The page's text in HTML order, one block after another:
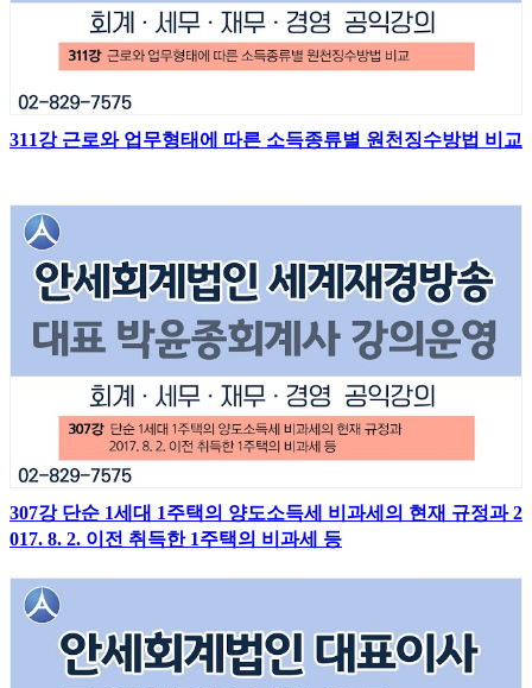
311강 근로와 업무형태에 따른 소득종류별 원천징수방법 비교
307강 단순 1세대 1주택의 양도소득세 비과세의 현재 규정과 2
017. 8. 2. 이전 취득한 1주택의 비과세 등